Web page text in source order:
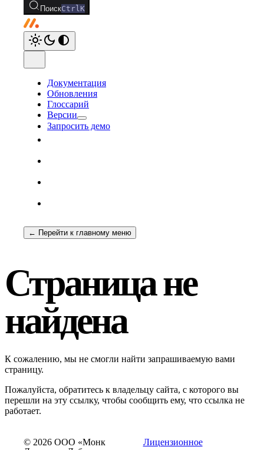
ПоискCtrlK
Документация
Обновления
Глоссарий
Версии
Запросить демо
← Перейти к главному меню
Страница не
найдена
К сожалению, мы не смогли найти запрашиваемую вами
страницу.
Пожалуйста, обратитесь к владельцу сайта, с которого вы
перешли на эту ссылку, чтобы сообщить ему, что ссылка не
работает.
Лицензионное
© 2026 ООО «Монк